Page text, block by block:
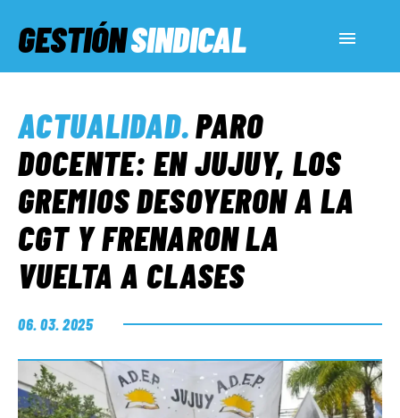
GESTIÓNSINDICAL
SERVICIOS SOCIALES
INFORMES ESPECIALES
FUERA DE MEGÁFONO
EL LADO «G»
ACTUALIDAD.PARO
DOCENTE: EN JUJUY, LOS
GREMIOS DESOYERON A LA
CGT Y FRENARON LA
VUELTA A CLASES
06. 03. 2025